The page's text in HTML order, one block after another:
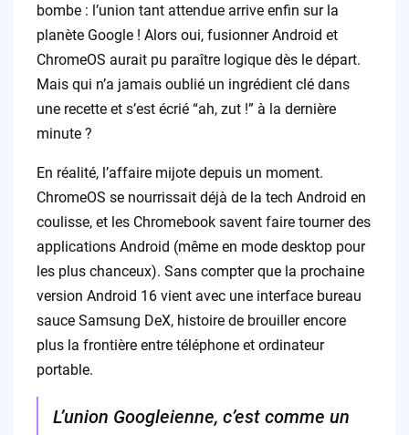
bombe : l’union tant attendue arrive enfin sur la
planète Google ! Alors oui, fusionner Android et
ChromeOS aurait pu paraître logique dès le départ.
Mais qui n’a jamais oublié un ingrédient clé dans
une recette et s’est écrié “ah, zut !” à la dernière
minute ?
En réalité, l’affaire mijote depuis un moment.
ChromeOS se nourrissait déjà de la tech Android en
coulisse, et les Chromebook savent faire tourner des
applications Android (même en mode desktop pour
les plus chanceux). Sans compter que la prochaine
version Android 16 vient avec une interface bureau
sauce Samsung DeX, histoire de brouiller encore
plus la frontière entre téléphone et ordinateur
portable.
L’union Googleienne, c’est comme un